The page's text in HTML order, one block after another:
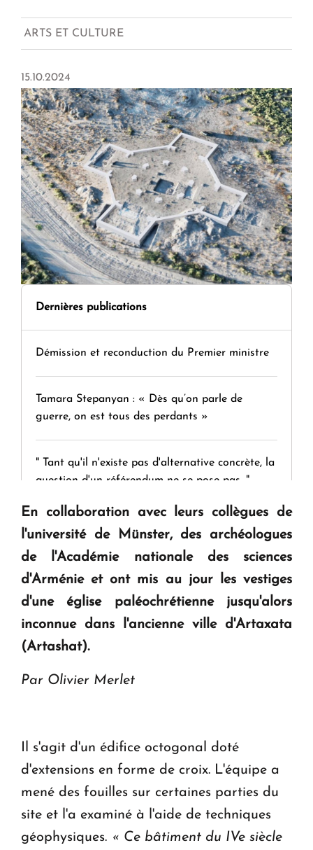
ARTS ET CULTURE
15.10.2024
Dernières publications
Démission et reconduction du Premier ministre
Tamara Stepanyan : « Dès qu’on parle de
guerre, on est tous des perdants »
" Tant qu'il n'existe pas d'alternative concrète, la
question d'un référendum ne se pose pas. "
KASA : 30 ans d'audace, de résilience et d'avenir
ouvrira ses portes à Dilijan
En collaboration avec leurs collègues de
l'université de Münster, des archéologues
de l'Académie nationale des sciences
d'Arménie et ont mis au jour les vestiges
d'une église paléochrétienne jusqu'alors
inconnue dans l'ancienne ville d'Artaxata
(Artashat).
Par Olivier Merlet
Il s'agit d'un édifice octogonal doté
d'extensions en forme de croix. L'équipe a
mené des fouilles sur certaines parties du
site et l'a examiné à l'aide de techniques
géophysiques. « Ce bâtiment du IVe siècle